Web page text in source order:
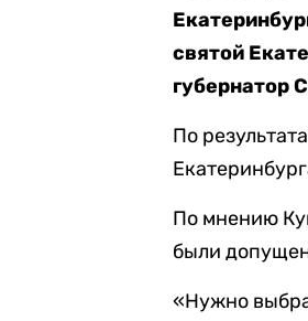
святой
губернатор
По
По мнению
были
«Нужно